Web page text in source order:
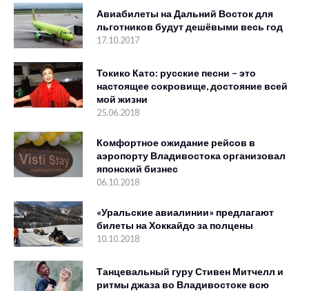
Авиабилеты на Дальний Восток для
льготников будут дешёвыми весь год
17.10.2017
Токико Като: русские песни – это
настоящее сокровище, достояние всей
мой жизни
25.06.2018
Комфортное ожидание рейсов в
аэропорту Владивостока организовал
японский бизнес
06.10.2018
«Уральские авиалинии» предлагают
билеты на Хоккайдо за полцены
10.10.2018
Танцевальный гуру Стивен Митчелл и
ритмы джаза во Владивостоке всю